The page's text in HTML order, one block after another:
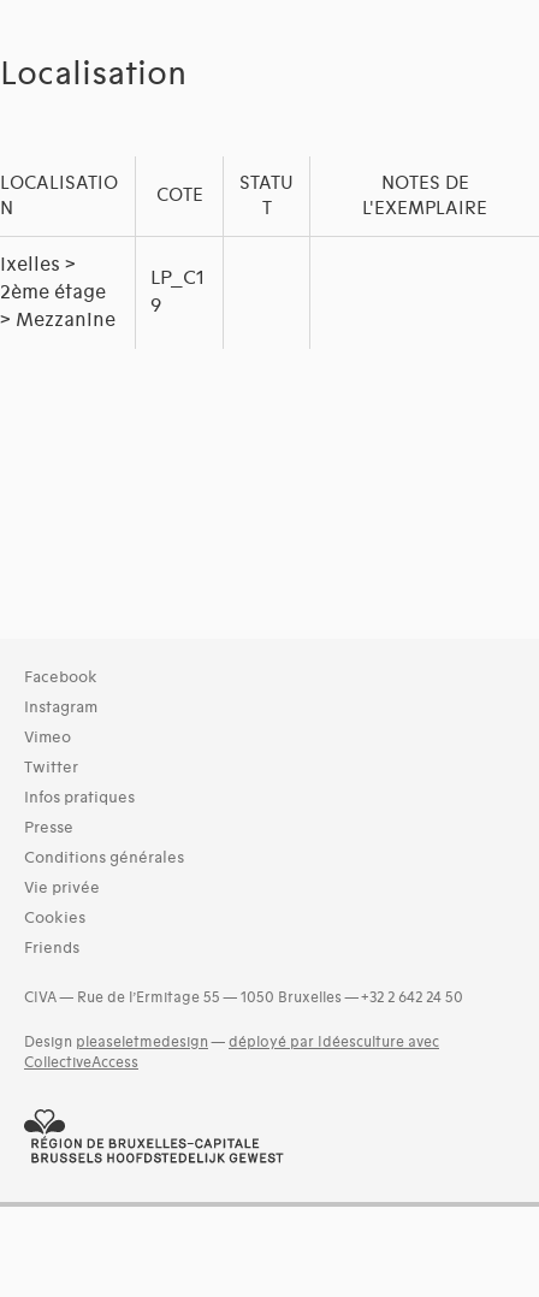
Localisation
LOCALISATIO
N
COTE
STATU
T
NOTES DE
L'EXEMPLAIRE
Ixelles >
2ème étage
> Mezzanine
LP_C1
9
Facebook
Instagram
Vimeo
Twitter
Infos pratiques
Presse
Conditions générales
Vie privée
Cookies
Friends
CIVA — Rue de l’Ermitage 55 — 1050 Bruxelles — +32 2 642 24 50
Design pleaseletmedesign — déployé par Idéesculture avec
CollectiveAccess